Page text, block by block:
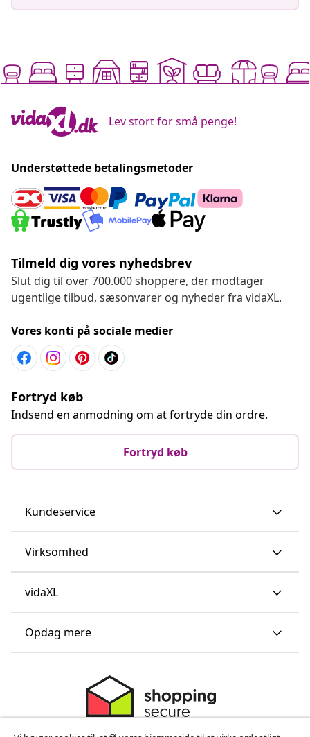
Lev stort for små penge!
Understøttede betalingsmetoder
Tilmeld dig vores nyhedsbrev
Slut dig til over 700.000 shoppere, der modtager
ugentlige tilbud, sæsonvarer og nyheder fra vidaXL.
Vores konti på sociale medier
Fortryd køb
Indsend en anmodning om at fortryde din ordre.
Fortryd køb
Kundeservice
Virksomhed
vidaXL
Opdag mere